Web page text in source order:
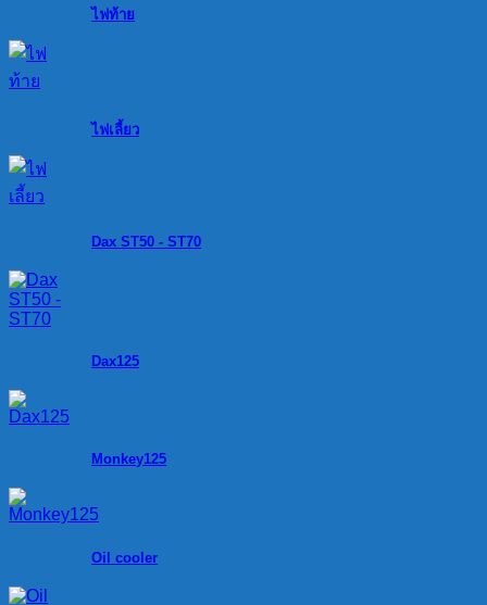
ไฟท้าย
ไฟเลี้ยว
Dax ST50 - ST70
Dax125
Monkey125
Oil cooler